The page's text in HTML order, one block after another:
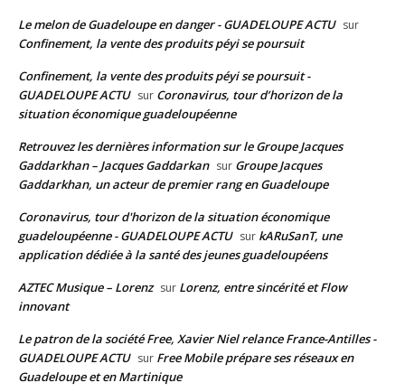
Le melon de Guadeloupe en danger - GUADELOUPE ACTU sur
Confinement, la vente des produits péyi se poursuit
Confinement, la vente des produits péyi se poursuit -
GUADELOUPE ACTU sur Coronavirus, tour d’horizon de la
situation économique guadeloupéenne
Retrouvez les dernières information sur le Groupe Jacques
Gaddarkhan – Jacques Gaddarkan sur Groupe Jacques
Gaddarkhan, un acteur de premier rang en Guadeloupe
Coronavirus, tour d'horizon de la situation économique
guadeloupéenne - GUADELOUPE ACTU sur kARuSanT, une
application dédiée à la santé des jeunes guadeloupéens
AZTEC Musique – Lorenz sur Lorenz, entre sincérité et Flow
innovant
Le patron de la société Free, Xavier Niel relance France-Antilles -
GUADELOUPE ACTU sur Free Mobile prépare ses réseaux en
Guadeloupe et en Martinique